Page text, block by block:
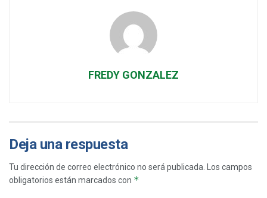
FREDY GONZALEZ
Deja una respuesta
Tu dirección de correo electrónico no será publicada.
Los campos
obligatorios están marcados con *